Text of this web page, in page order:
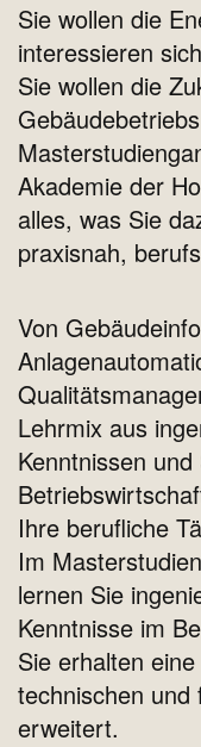
Sie wollen die
interessieren
Sie wollen die
Akademie der
alles, was Sie
praxisnah,
Von
Lehrmix aus
Kenntnissen
Ihre berufliche
Im
lernen Sie
Kenntnisse im
Sie erhalten
technischen und
erweitert.